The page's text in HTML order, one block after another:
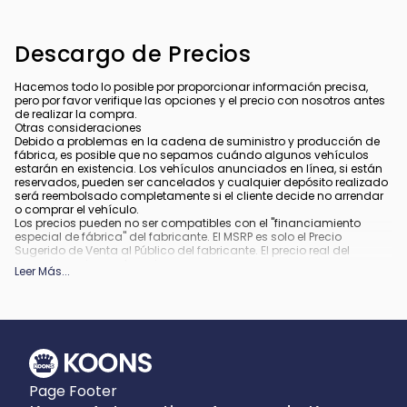
Descargo de Precios
Hacemos todo lo posible por proporcionar información precisa,
pero por favor verifique las opciones y el precio con nosotros antes
de realizar la compra.
Otras consideraciones
Debido a problemas en la cadena de suministro y producción de
fábrica, es posible que no sepamos cuándo algunos vehículos
estarán en existencia. Los vehículos anunciados en línea, si están
reservados, pueden ser cancelados y cualquier depósito realizado
será reembolsado completamente si el cliente decide no arrendar
o comprar el vehículo.
Los precios pueden no ser compatibles con el "financiamiento
especial de fábrica" del fabricante. El MSRP es solo el Precio
Sugerido de Venta al Público del fabricante. El precio real del
concesionario puede variar.
Debido a la disponibilidad, algunas imágenes y opciones
especificaciones.
Todo financiamiento está sujeto a crédito aprobado.
Qué está incluido
Todos los precios incluyen los descuentos y estímulos aplicables.
Pueden aplicar descuentos y estímulos adicionales para aquellos
Leer Más...
Page Footer